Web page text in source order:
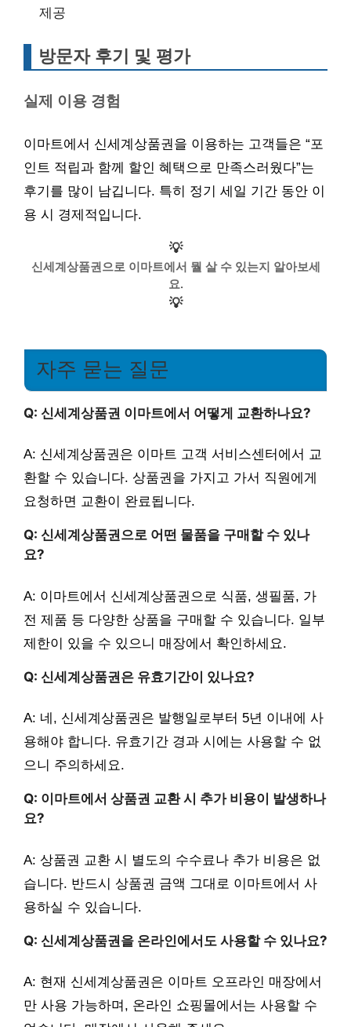
제공
방문자 후기 및 평가
실제 이용 경험
이마트에서 신세계상품권을 이용하는 고객들은 “포
인트 적립과 함께 할인 혜택으로 만족스러웠다”는
후기를 많이 남깁니다. 특히 정기 세일 기간 동안 이
용 시 경제적입니다.
💡
신세계상품권으로 이마트에서 뭘 살 수 있는지 알아보세
요.
💡
자주 묻는 질문
Q: 신세계상품권 이마트에서 어떻게 교환하나요?
A: 신세계상품권은 이마트 고객 서비스센터에서 교
환할 수 있습니다. 상품권을 가지고 가서 직원에게
요청하면 교환이 완료됩니다.
Q: 신세계상품권으로 어떤 물품을 구매할 수 있나
요?
A: 이마트에서 신세계상품권으로 식품, 생필품, 가
전 제품 등 다양한 상품을 구매할 수 있습니다. 일부
제한이 있을 수 있으니 매장에서 확인하세요.
Q: 신세계상품권은 유효기간이 있나요?
A: 네, 신세계상품권은 발행일로부터 5년 이내에 사
용해야 합니다. 유효기간 경과 시에는 사용할 수 없
으니 주의하세요.
Q: 이마트에서 상품권 교환 시 추가 비용이 발생하나
요?
A: 상품권 교환 시 별도의 수수료나 추가 비용은 없
습니다. 반드시 상품권 금액 그대로 이마트에서 사
용하실 수 있습니다.
Q: 신세계상품권을 온라인에서도 사용할 수 있나요?
A: 현재 신세계상품권은 이마트 오프라인 매장에서
만 사용 가능하며, 온라인 쇼핑몰에서는 사용할 수